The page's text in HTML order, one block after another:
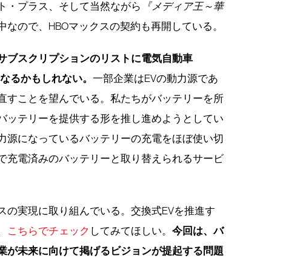
・プラス、そして当然ながら
『メディア王～華
なので、HBOマックスの契約も再開している。
ブスクリプションのリストに電気自動車
るかもしれない。 一部企業はEVの動力源であ
すことを望んでいる。私たちがバッテリーを所
ッテリーを提供する形を推し進めようとしてい
源になっているバッテリーの充電をほぼ使い切
充電済みのバッテリーと取り替えられるサービ
の実現に取り組んでいる。交換式EVを推進す
こちらでチェック してみてほしい。 今回は、バ
が未来に向けて掲げるビジョンが提起する問題